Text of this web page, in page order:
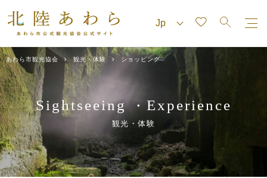
あわら市観光協会 観光・体験 ショッピング
Sightseeing・ Experience
観光・体験